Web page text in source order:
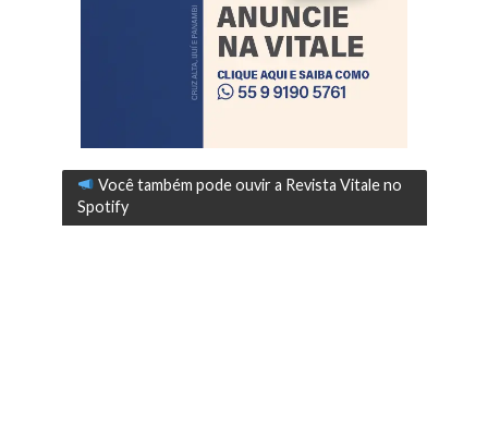
Você também pode ouvir a Revista Vitale no
Spotify